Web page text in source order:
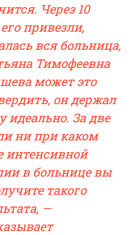
Через 10
привезли,
вся больница,
Тимофеевна
может это
он держал
идеально. За две
ни при каком
интенсивной
в больнице вы
такого
—